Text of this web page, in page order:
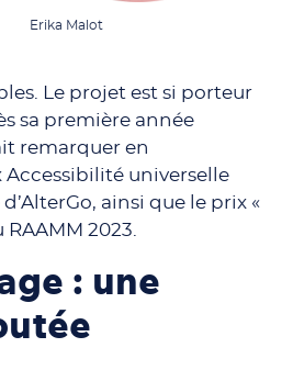
Erika Malot
Le projet est si porteur
sa première année
remarquer en
universelle
ainsi que le prix «
2023.
: une